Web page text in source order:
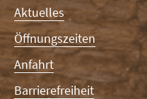
Navigation
überspringen
Aktuelles
Öffnungszeiten
Anfahrt
Barrierefreiheit